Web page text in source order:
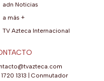
adn Noticias
a más +
TV Azteca Internacional
1313 | Conmutador